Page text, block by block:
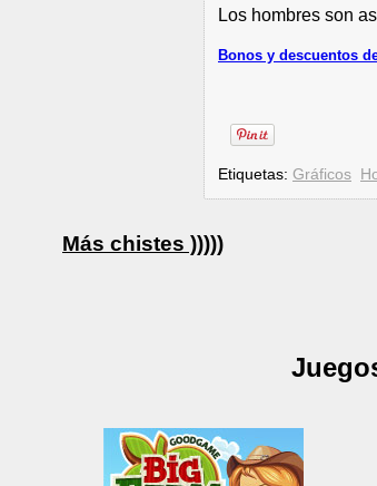
Los hombres son
Bonos y descuentos
Etiquetas: Gráficos
Más chistes )))))